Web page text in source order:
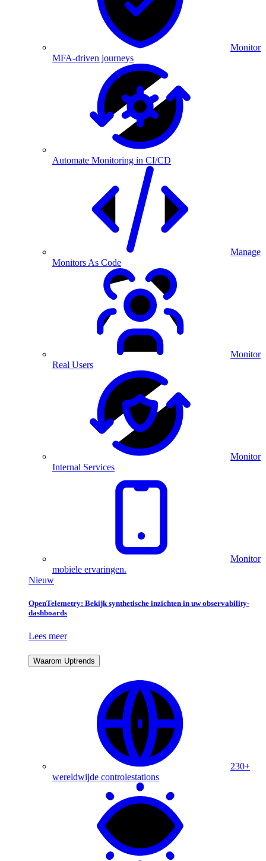
Monitor
MFA-driven journeys
Automate Monitoring in CI/CD
Manage
Monitors As Code
Monitor
Real Users
Monitor
Internal Services
Monitor
mobiele ervaringen.
Nieuw
OpenTelemetry: Bekijk synthetische inzichten in uw observability-
dashboards
Lees meer
Waarom Uptrends
230+
wereldwijde controlestations